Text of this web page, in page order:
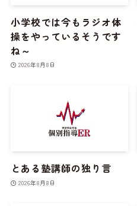
小学校では今もラジオ体
操をやっているそうです
ね～
2026年8月8日
とある塾講師の独り言
2026年8月8日